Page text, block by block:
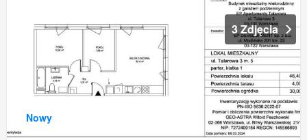
Nowy
3 Zdjęcia